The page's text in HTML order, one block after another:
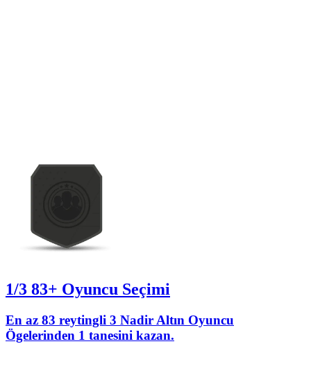
1/3 83+ Oyuncu Seçimi
En az 83 reytingli 3 Nadir Altın Oyuncu
Ögelerinden 1 tanesini kazan.